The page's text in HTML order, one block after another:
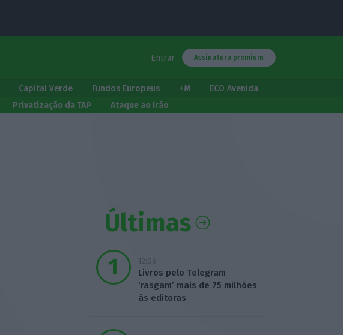
Entrar Assinatura premium
Capital Verde Fundos Europeus +M
ECO Avenida
Privatização da TAP Ataque ao Irão
Últimas
12:06
Livros pelo Telegram
‘rasgam’ mais de 75 milhões
às editoras